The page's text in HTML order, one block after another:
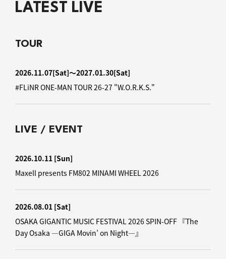
LATEST LIVE
TOUR
2026.11.07[Sat]〜2027.01.30[Sat]
#FLiNR ONE-MAN TOUR 26-27 "W.O.R.K.S."
LIVE / EVENT
2026.10.11 [Sun]
Maxell presents FM802 MINAMI WHEEL 2026
2026.08.01 [Sat]
OSAKA GIGANTIC MUSIC FESTIVAL 2026 SPIN-OFF 『The
Day Osaka —GIGA Movin’ on Night—』